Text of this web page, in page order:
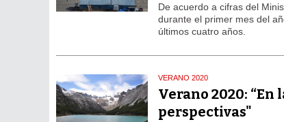
De acuerdo a cifras del
durante el primer mes del
últimos cuatro años.
VERANO 2020
Verano 2020:
perspectivas"